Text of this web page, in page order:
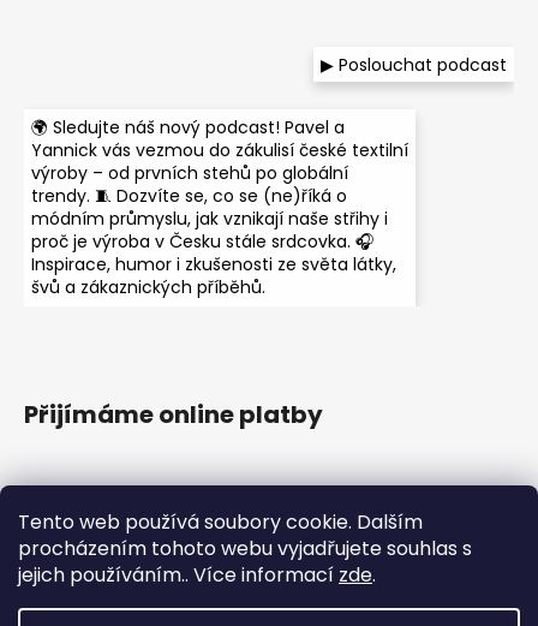
Tento web používá soubory cookie. Dalším
procházením tohoto webu vyjadřujete souhlas s
jejich používáním.. Více informací zde.
🌍 Sledujte náš nový podcast! Pavel a
Yannick vás vezmou do zákulisí české textilní
výroby – od prvních stehů po globální
trendy. 🧵 Dozvíte se, co se (ne)říká o
módním průmyslu, jak vznikají naše střihy i
proč je výroba v Česku stále srdcovka. 🎧
Inspirace, humor i zkušenosti ze světa látky,
švů a zákaznických příběhů.
▶ Poslouchat podcast
Přijímáme online platby
Instagram